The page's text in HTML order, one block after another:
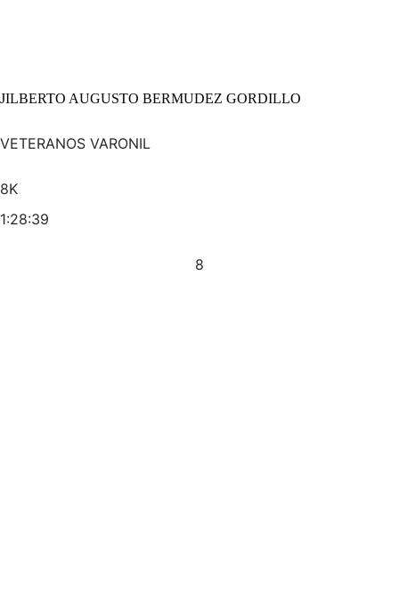
JILBERTO AUGUSTO BERMUDEZ GORDILLO
VETERANOS VARONIL
8K
1:28:39
8